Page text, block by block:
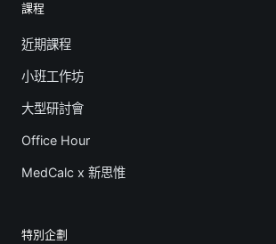
課程
近期課程
小班工作坊
大型研討會
Office Hour
MedCalc x 新思惟
特別企劃